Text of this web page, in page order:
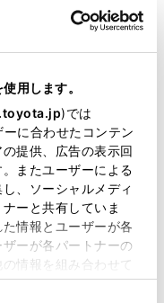
用します。
)では
に合わせたコンテン
提供、広告の表示回
またユーザーによる
、ソーシャルメディ
ーと共有していま
情報とユーザーが各
ーが各パートナーの
情報を組み合わせて
トの使用を続行する